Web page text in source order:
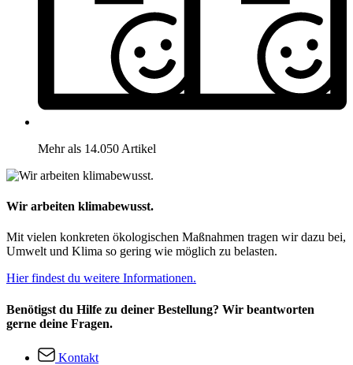
Mehr als 14.050 Artikel
Wir arbeiten klimabewusst.
Mit vielen konkreten ökologischen Maßnahmen tragen wir dazu bei,
Umwelt und Klima so gering wie möglich zu belasten.
Hier findest du weitere Informationen.
Benötigst du Hilfe zu deiner Bestellung? Wir beantworten
gerne deine Fragen.
Kontakt